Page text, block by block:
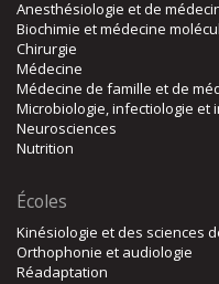
Anesthésiologie et de
Biochimie et médecine
Chirurgie
Médecine
Médecine de famille et de
Microbiologie, infectiologie et
Neurosciences
Nutrition
Écoles
Kinésiologie et des sciences
Orthophonie et audiologie
Réadaptation